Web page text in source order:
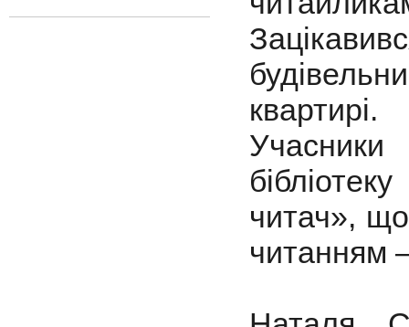
квартирі.
Учасники
читач»,
читанням